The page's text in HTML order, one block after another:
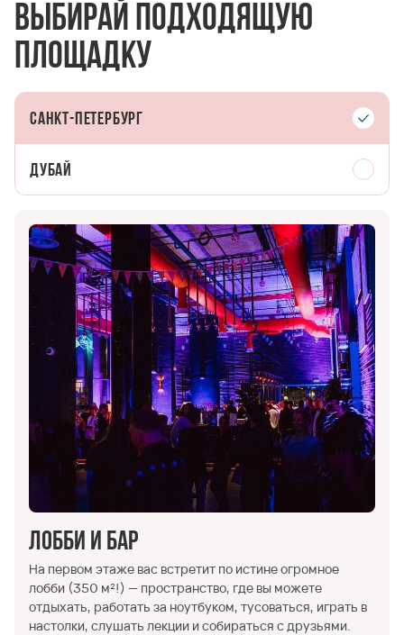
Выбирай подходящую
площадку
Санкт-Петербург
Дубай
Лобби и бар
На первом этаже вас встретит по истине огромное
лобби (350 м²!) — пространство, где вы можете
отдыхать, работать за ноутбуком, тусоваться, играть в
настолки, слушать лекции и собираться с друзьями.